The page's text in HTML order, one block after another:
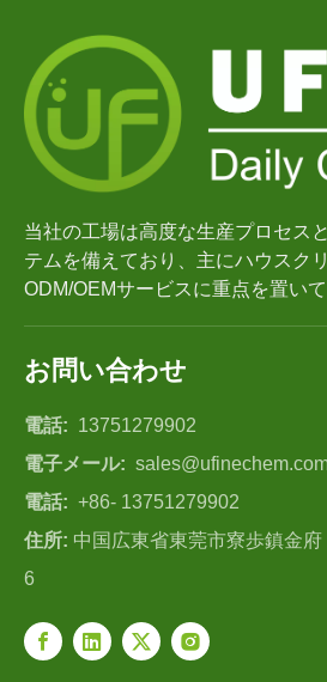
当社の工場は高度な生産プロセス
テムを備えており、主にハウスク
ODM/OEMサービスに重点を置いて
お問い合わせ
電話: 13751279902
電子メール:
電話: +86- 13751279902
住所: 中国広東省東莞市寮歩鎮金
6